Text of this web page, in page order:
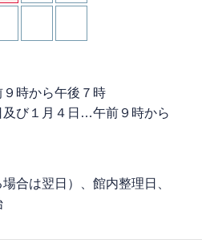
時から午後７時
び１月４日…午前９時から
合は翌日）、館内整理日、